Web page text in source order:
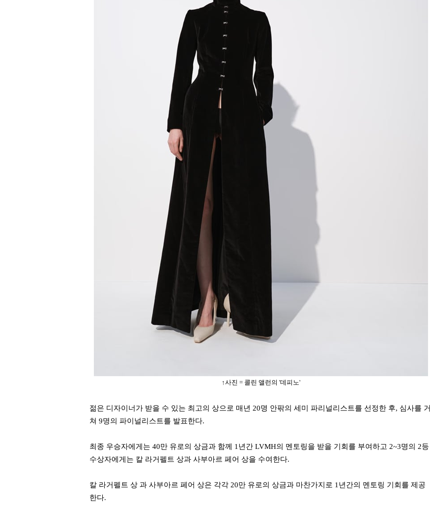
↑사진 = 콜린 앨런의 '데피노'
젊은 디자이너가 받을 수 있는 최고의 상으로 매년 20명 안팎의 세미 파리널리스트를 선정한 후, 심사를 거
쳐 9명의 파이널리스트를 발표한다.
최종 우승자에게는 40만 유로의 상금과 함께 1년간 LVMH의 멘토링을 받을 기회를 부여하고 2~3명의 2등
수상자에게는 칼 라거펠트 상과 사부아르 페어 상을 수여한다.
칼 라거펠트 상 과 사부아르 페어 상은 각각 20만 유로의 상금과 마찬가지로 1년간의 멘토링 기회를 제공
한다.